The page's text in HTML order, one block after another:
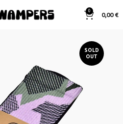
0
0,00 €
SOLD
OUT